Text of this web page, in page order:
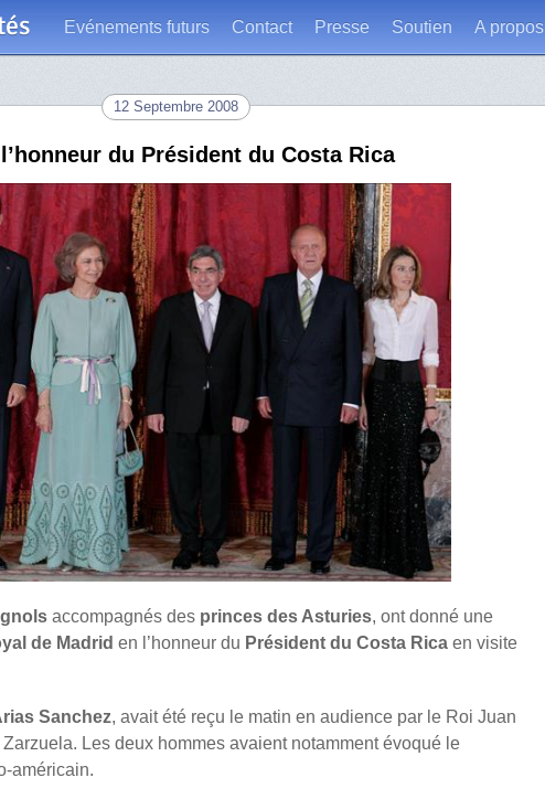
Evénements futurs Contact Presse Soutien A propos
12 Septembre 2008
du Président du Costa Rica
accompagnés des princes des Asturies, ont donné une
de Madrid en l’honneur du Président du Costa Rica en visite
Sanchez, avait été reçu le matin en audience par le Roi Juan
Les deux hommes avaient notamment évoqué le
américain.